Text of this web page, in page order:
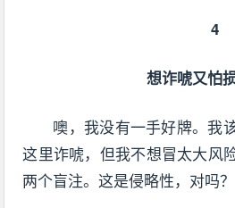
4
想诈唬又怕
噢，我没有一手好牌。我
这里诈唬，但我不想冒太大风
两个盲注。这是侵略性，对吗？